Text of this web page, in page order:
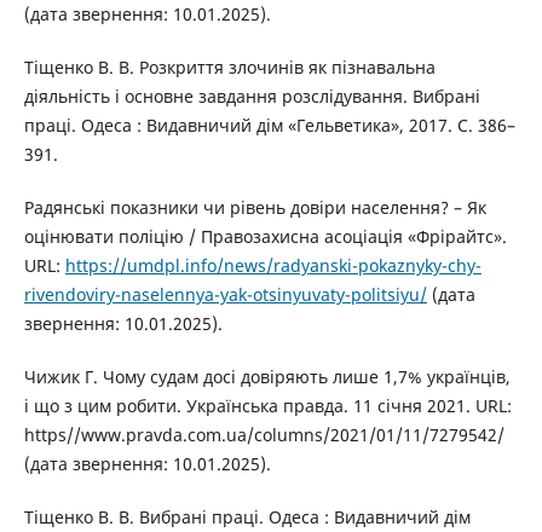
(дата звернення: 10.01.2025).
Тіщенко В. В. Розкриття злочинів як пізнавальна
діяльність і основне завдання розслідування. Вибрані
праці. Одеса : Видавничий дім «Гельветика», 2017. C. 386–
391.
Радянські показники чи рівень довіри населення? – Як
оцінювати поліцію / Правозахисна асоціація «Фрірайтс».
URL: https://umdpl.info/news/radyanski-pokaznyky-chy-
rivendoviry-naselennya-yak-otsinyuvaty-politsiyu/(дата
звернення: 10.01.2025).
Чижик Г. Чому судам досі довіряють лише 1,7% українців,
і що з цим робити. Українська правда. 11 січня 2021. URL:
https//www.pravda.com.ua/columns/2021/01/11/7279542/
(дата звернення: 10.01.2025).
Тіщенко В. В. Вибрані праці. Одеса : Видавничий дім